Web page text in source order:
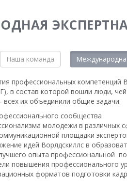
Наша команда
профессиональных компетенций
в состав которой вошли люди,
всех их объединили общие задачи:
сообщества
молодежи в различных
площадки
идей Ворлдскиллс в
опыта профессиональной
повышения профессионального
форматов подготовки